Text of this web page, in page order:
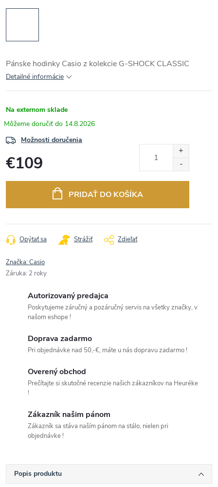
Pánske hodinky Casio z kolekcie G-SHOCK CLASSIC
Detailné informácie
Na externom sklade
14.8.2026
Možnosti doručenia
€109
PRIDAŤ DO KOŠÍKA
Opýtať sa Strážiť Zdieľať
Značka:Casio
Záruka: 2 roky
Autorizovaný predajca
Poskytujeme záručný a pozáručný servis na všetky značky, v
našom eshope !
Doprava zadarmo
Pri objednávke nad 50,-€, máte u nás dopravu zadarmo !
Overený obchod
Prečítajte si skutočné recenzie našich zákazníkov na Heuréke
!
Zákazník našim pánom
Zákazník sa stáva naším pánom na stálo, nielen pri
objednávke !
Popis produktu